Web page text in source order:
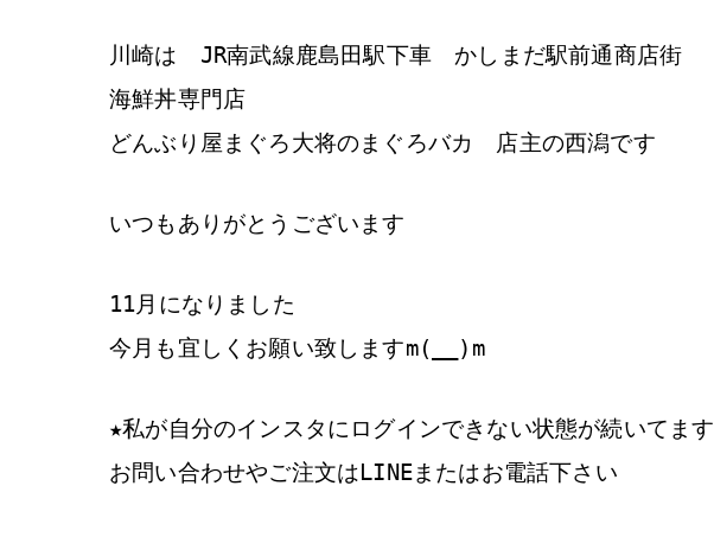
川崎は JR南武線鹿島田駅下車 かしまだ駅前通商店街
海鮮丼専門店
どんぶり屋まぐろ大将のまぐろバカ 店主の西潟です
いつもありがとうございます
11月になりました
今月も宜しくお願い致しますm(__)m
★私が自分のインスタにログインできない状態が続いてます
お問い合わせやご注文はLINEまたはお電話下さい